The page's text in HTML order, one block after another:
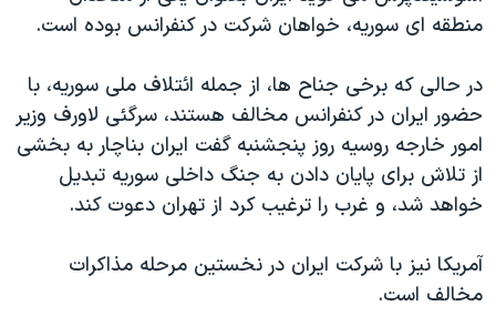
همایش محافظه‌کاران آمریکا «سی‌پک»
صفحه‌های ویژه
سفر پرزیدنت ترامپ به چین
منطقه ای سوریه، خواهان شرکت در کنفرانس بوده است.
در حالی که برخی جناح ها، از جمله ائتلاف ملی سوریه، با
حضور ایران در کنفرانس مخالف هستند، سرگئی لاورف وزیر
امور خارجه روسیه روز پنجشنبه گفت ایران بناچار به بخشی
از تلاش برای پایان دادن به جنگ داخلی سوریه تبدیل
خواهد شد، و غرب را ترغیب کرد از تهران دعوت کند.
آمریکا نیز با شرکت ایران در نخستین مرحله مذاکرات
مخالف است.